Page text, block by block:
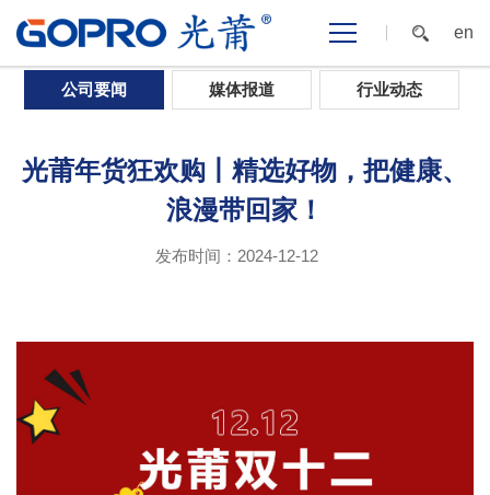
en
首页 >新闻中心 > 公司要闻
公司要闻 媒体报道 行业动态
光莆年货狂欢购丨精选好物，把健康、
浪漫带回家！
发布时间：2024-12-12